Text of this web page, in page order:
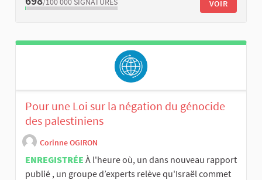
VOIR
Pour une Loi sur la négation du génocide
des palestiniens
Corinne OGIRON
ENREGISTRÉE À l'heure où, un dans nouveau rapport
publié , un groupe d’experts relève qu'Israël commet